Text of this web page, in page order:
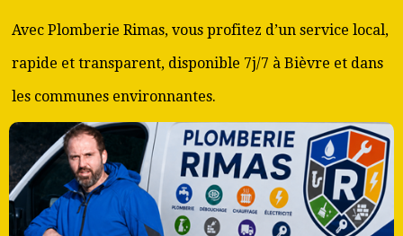
Avec Plomberie Rimas, vous profitez d’un service local,
rapide et transparent, disponible 7j/7 à Bièvre et dans
les communes environnantes.